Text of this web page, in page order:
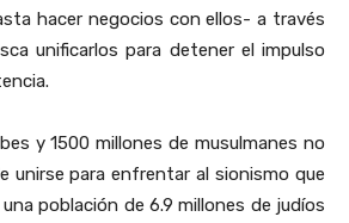
hacer negocios con ellos- a través
unificarlos para detener el impulso
y 1500 millones de musulmanes no
unirse para enfrentar al sionismo que
población de 6.9 millones de judíos